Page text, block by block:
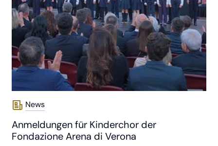
News
Anmeldungen für Kinderchor der
Fondazione Arena di Verona